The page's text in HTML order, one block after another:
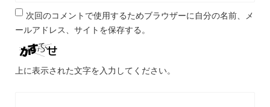
次回のコメントで使用するためブラウザーに自分の名前、メ
ールアドレス、サイトを保存する。
上に表示された文字を入力してください。